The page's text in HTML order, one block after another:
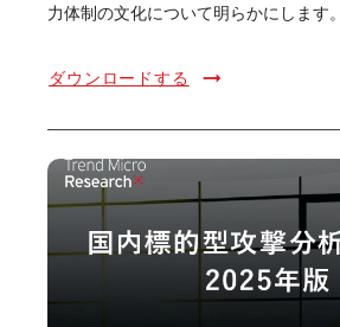
力体制の文化について明らかにします。
ダウンロードする